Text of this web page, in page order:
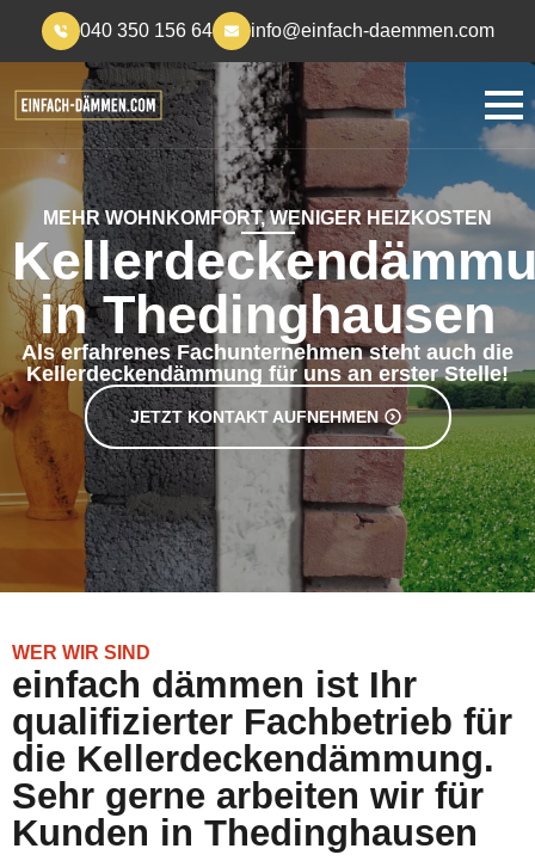
040 350 156 64 info@einfach-daemmen.com
MEHR WOHNKOMFORT, WENIGER HEIZKOSTEN
in Thedinghausen
Als erfahrenes Fachunternehmen steht auch die
Kellerdeckendämmung für uns an erster Stelle!
JETZT KONTAKT AUFNEHMEN
WER WIR SIND
einfach dämmen ist Ihr
qualifizierter Fachbetrieb für
die Kellerdeckendämmung.
Sehr gerne arbeiten wir für
Kunden in Thedinghausen